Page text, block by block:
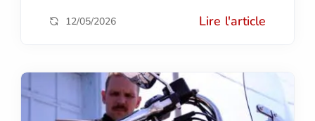
12/05/2026 Lire l'article